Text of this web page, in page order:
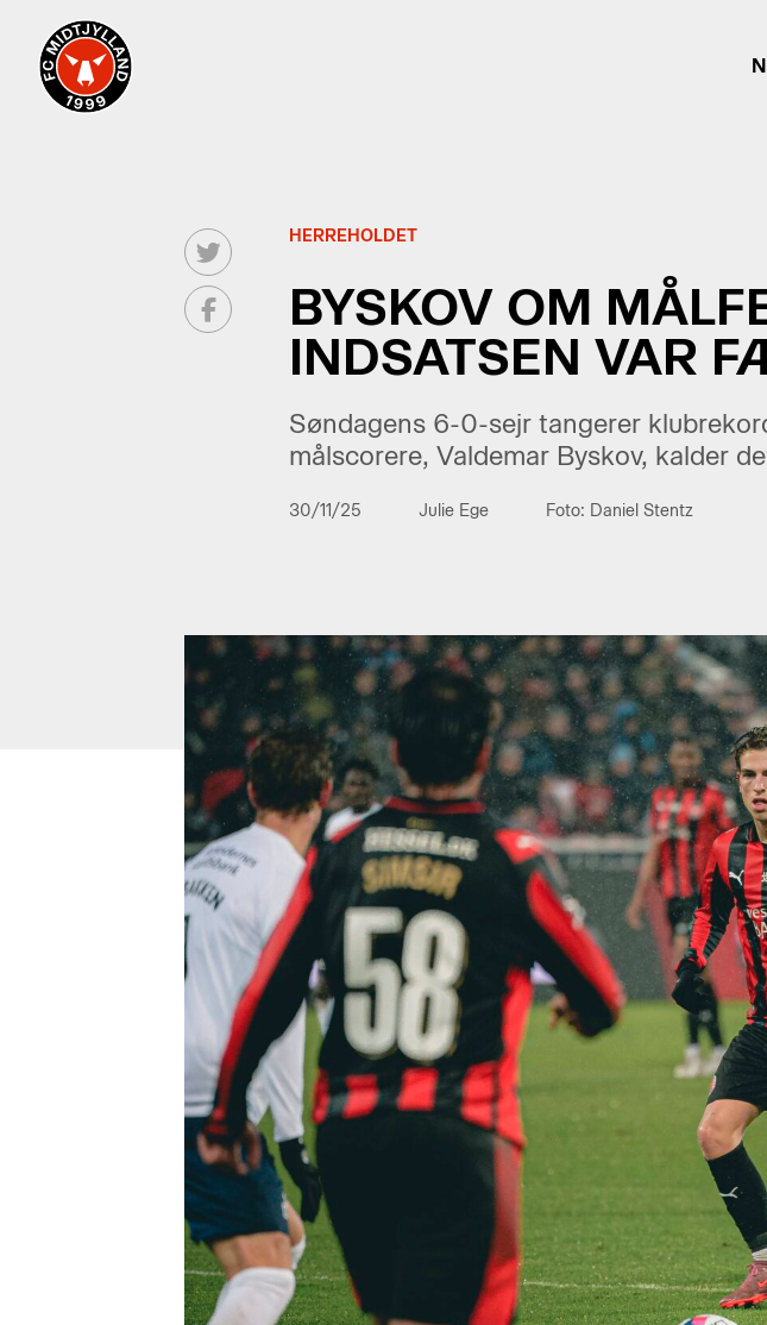
HERREHOLDET
BYSKOV OM
INDSATSEN VAR
Søndagens 6-0-sejr tangerer
målscorere, Valdemar Byskov, kalder
30/11/25 Julie Ege Foto: Daniel Stentz